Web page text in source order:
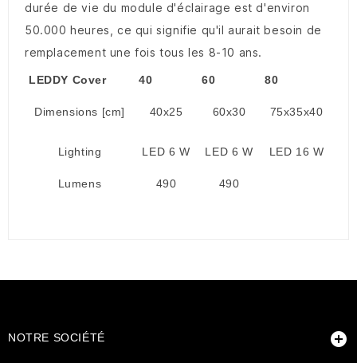
durée de vie du module d'éclairage est d'environ
50.000 heures, ce qui signifie qu'il aurait besoin de
remplacement une fois tous les 8-10 ans.
LEDDY Cover 40 60 80
Dimensions [cm] 40x25 60x30 75x35x40
Lighting LED 6 W LED 6 W LED 16 W
Lumens 490 490
NOTRE SOCIÉTÉ 